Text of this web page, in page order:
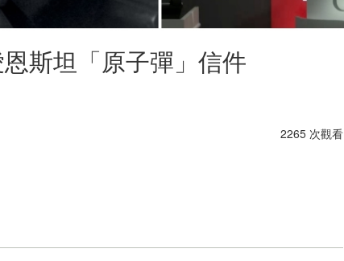
斯坦「原子彈」信件
2265 次觀看